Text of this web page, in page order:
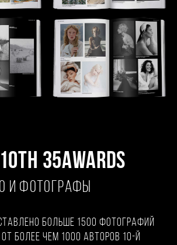
10TH 35AWARDS
И ФОТОГРАФЫ
больше 1500 фотографий
более чем 1000 авторов 10-й